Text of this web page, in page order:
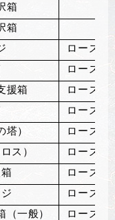
箱
箱
ローズマ
ローズマ
援箱
ローズマ
ローズマ
）
ローズマ
ス）
ローズマ
ローズマ
ローズマ
一般）
ローズマ